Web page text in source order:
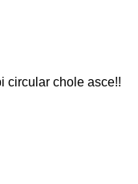
circular chole asce!!